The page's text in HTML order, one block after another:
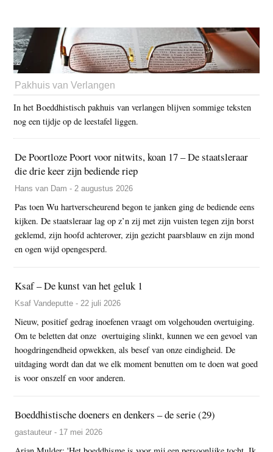
Pakhuis van Verlangen
In het Boeddhistisch pakhuis van verlangen blijven sommige teksten
nog een tijdje op de leestafel liggen.
De Poortloze Poort voor nitwits, koan 17 – De staatsleraar
die drie keer zijn bediende riep
Hans van Dam - 2 augustus 2026
Pas toen Wu hartverscheurend begon te janken ging de bediende eens
kijken. De staatsleraar lag op z’n zij met zijn vuisten tegen zijn borst
geklemd, zijn hoofd achterover, zijn gezicht paarsblauw en zijn mond
en ogen wijd opengesperd.
Ksaf – De kunst van het geluk 1
Ksaf Vandeputte - 22 juli 2026
Nieuw, positief gedrag inoefenen vraagt om volgehouden overtuiging.
Om te beletten dat onze overtuiging slinkt, kunnen we een gevoel van
hoogdringendheid opwekken, als besef van onze eindigheid. De
uitdaging wordt dan dat we elk moment benutten om te doen wat goed
is voor onszelf en voor anderen.
Boeddhistische doeners en denkers – de serie (29)
gastauteur - 17 mei 2026